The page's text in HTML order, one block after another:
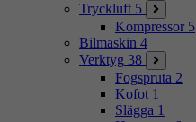
Tryckluft 5
Kompressor 5
Bilmaskin 4
Verktyg 38
Fogspruta 2
Kofot 1
Slägga 1